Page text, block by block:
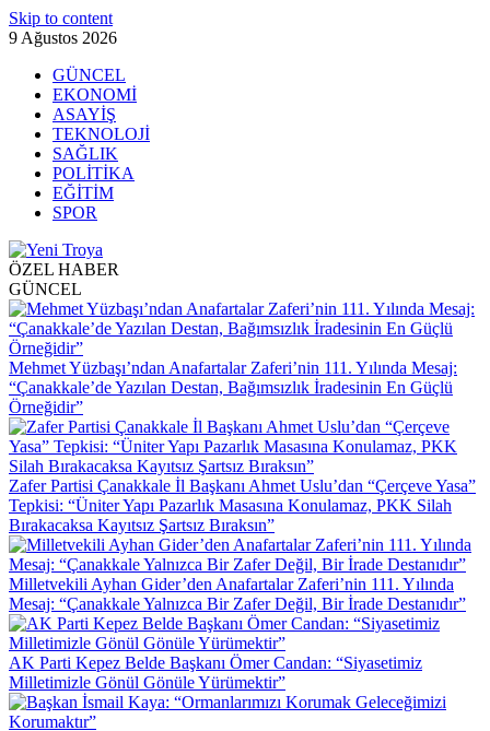
Skip to content
9 Ağustos 2026
GÜNCEL
EKONOMİ
ASAYİŞ
TEKNOLOJİ
SAĞLIK
POLİTİKA
EĞİTİM
SPOR
ÖZEL HABER
GÜNCEL
Mehmet Yüzbaşı’ndan Anafartalar Zaferi’nin 111. Yılında Mesaj:
“Çanakkale’de Yazılan Destan, Bağımsızlık İradesinin En Güçlü
Örneğidir”
Zafer Partisi Çanakkale İl Başkanı Ahmet Uslu’dan “Çerçeve Yasa”
Tepkisi: “Üniter Yapı Pazarlık Masasına Konulamaz, PKK Silah
Bırakacaksa Kayıtsız Şartsız Bıraksın”
Milletvekili Ayhan Gider’den Anafartalar Zaferi’nin 111. Yılında
Mesaj: “Çanakkale Yalnızca Bir Zafer Değil, Bir İrade Destanıdır”
AK Parti Kepez Belde Başkanı Ömer Candan: “Siyasetimiz
Milletimizle Gönül Gönüle Yürümektir”